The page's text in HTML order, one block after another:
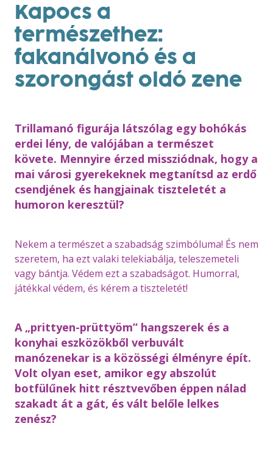
Kapocs a
természethez:
fakanálvonó és a
szorongást oldó zene
Trillamanó figurája látszólag egy bohókás
erdei lény, de valójában a természet
követe. Mennyire érzed missziódnak, hogy a
mai városi gyerekeknek megtanítsd az erdő
csendjének és hangjainak tiszteletét a
humoron keresztül?
Nekem a természet a szabadság szimbóluma! És nem
szeretem, ha ezt valaki telekiabálja, teleszemeteli
vagy bántja. Védem ezt a szabadságot. Humorral,
játékkal védem, és kérem a tiszteletét!
A „prittyen-prüttyöm” hangszerek és a
konyhai eszközökből verbuvált
manózenekar is a közösségi élményre épít.
Volt olyan eset, amikor egy abszolút
botfülűnek hitt résztvevőben éppen nálad
szakadt át a gát, és vált belőle lelkes
zenész?